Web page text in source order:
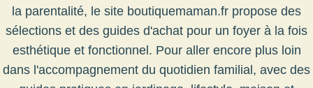
la parentalité, le site boutiquemaman.fr propose des
sélections et des guides d'achat pour un foyer à la fois
esthétique et fonctionnel. Pour aller encore plus loin
dans l'accompagnement du quotidien familial, avec des